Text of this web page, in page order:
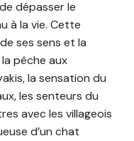
dépasser le
à la vie. Cette
ses sens et la
pêche aux
la sensation du
les senteurs du
avec les villageois
d’un chat